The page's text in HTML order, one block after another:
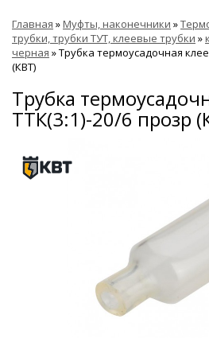
Главная »Муфты, наконечники »
трубки, трубки ТУТ, клеевые трубки »
черная »Трубка термоусадочная
(КВТ)
Трубка
ТТК(3:1)-20/6 прозр